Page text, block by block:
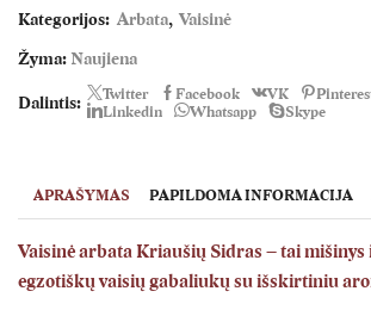
Kategorijos: Arbata, Vaisinė
Žyma: Naujiena
Dalintis: Twitter Facebook VK
Linkedin
Whatsapp Skype
APRAŠYMAS PAPILDOMA INFORMACIJA
Vaisinė arbata Kriaušių Sidras – tai
egzotiškų vaisių gabaliukų su išskirtiniu